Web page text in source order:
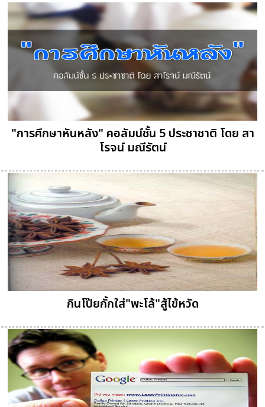
"การศึกษาหันหลัง" คอลัมน์ชั้น 5 ประชาชาติ โดย สา
โรจน์ มณีรัตน์
กินโป๊ยกั้กใส่"พะโล้"สู้ไข้หวัด